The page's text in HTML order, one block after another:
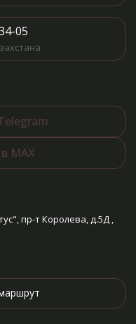
05
MAX
пр-т Королева, д.5Д ,